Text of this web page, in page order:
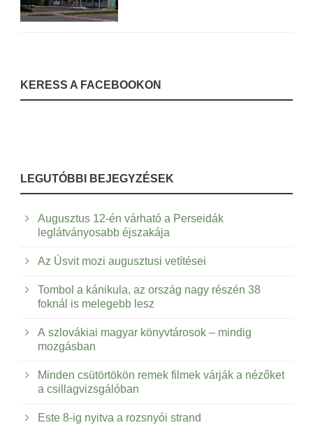
KERESS A FACEBOOKON
LEGUTÓBBI BEJEGYZÉSEK
Augusztus 12-én várható a Perseidák
leglátványosabb éjszakája
Az Úsvit mozi augusztusi vetítései
Tombol a kánikula, az ország nagy részén 38
foknál is melegebb lesz
A szlovákiai magyar könyvtárosok – mindig
mozgásban
Minden csütörtökön remek filmek várják a nézőket
a csillagvizsgálóban
Este 8-ig nyitva a rozsnyói strand